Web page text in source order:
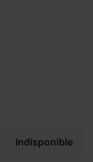
Indisponible